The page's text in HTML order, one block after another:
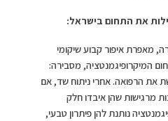
את התחום בישראל:
מאפרת איפור קבוע שיקומי
המיקרופיגמנטציה, מסבירה:
את הרפואה. אחרי ניתוח שד, אם
מרגישות שהן איבדו חלק
נותנת להן פיתרון טבעי,